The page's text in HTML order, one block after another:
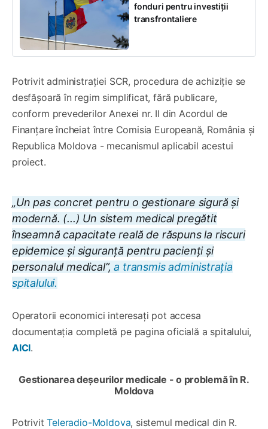
fonduri pentru investiții
transfrontaliere
Potrivit administrației SCR, procedura de achiziție se
desfășoară în regim simplificat, fără publicare,
conform prevederilor Anexei nr. II din Acordul de
Finanțare încheiat între Comisia Europeană, România și
Republica Moldova - mecanismul aplicabil acestui
proiect.
„Un pas concret pentru o gestionare sigură și
modernă. (...) Un sistem medical pregătit
înseamnă capacitate reală de răspuns la riscuri
epidemice și siguranță pentru pacienți și
personalul medical”,a transmis administrația
spitalului.
Operatorii economici interesați pot accesa
documentația completă pe pagina oficială a spitalului,
AICI.
Gestionarea deșeurilor medicale - o problemă în R.
Moldova
PotrivitTeleradio-Moldova, sistemul medical din R.